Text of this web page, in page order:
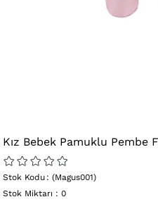
Kız Bebek Pamuklu Pembe
(Magus001)
Stok Kodu
Stok Miktarı : 0